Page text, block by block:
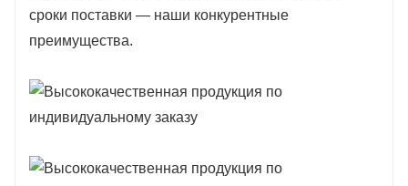
сроки поставки — наши конкурентные
преимущества.